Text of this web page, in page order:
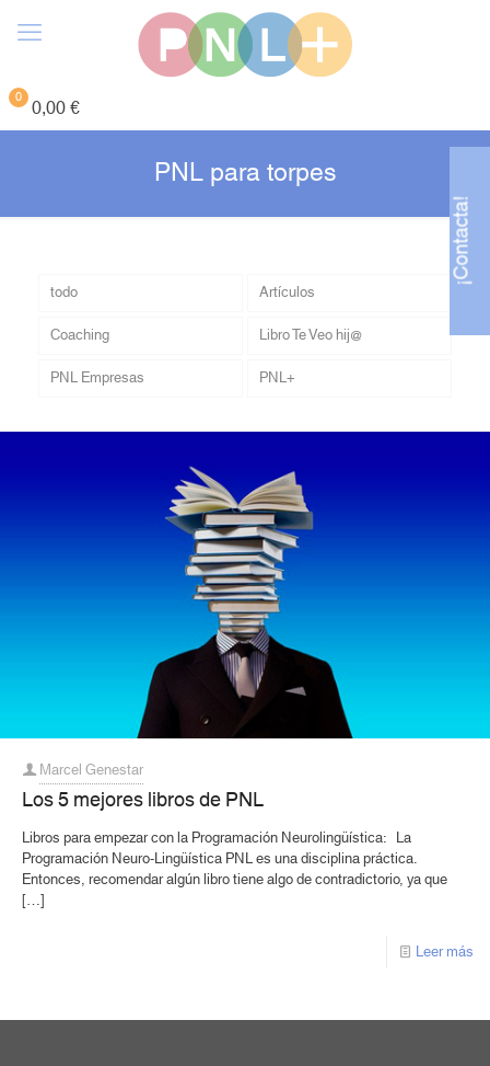
0 0,00 €
PNL para torpes
todo
Artículos
Coaching
Libro Te Veo hij@
PNL Empresas
PNL+
Marcel Genestar
Los 5 mejores libros de PNL
Libros para empezar con la Programación Neurolingüística: La
Programación Neuro-Lingüística PNL es una disciplina práctica.
Entonces, recomendar algún libro tiene algo de contradictorio, ya que
[…]
Leer más
¡Contacta!